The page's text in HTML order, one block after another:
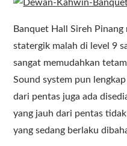
Banquet Hall Sireh
statergik malah di level 9
sangat memudahkan
Sound system pun
dari pentas juga ada
yang jauh dari pentas
yang sedang berlaku